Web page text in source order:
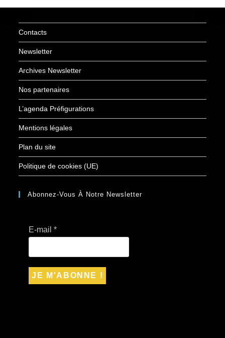
Contacts
Newsletter
Archives Newsletter
Nos partenaires
L’agenda Préfigurations
Mentions légales
Plan du site
Politique de cookies (UE)
Abonnez-Vous À Notre Newsletter
E-mail*